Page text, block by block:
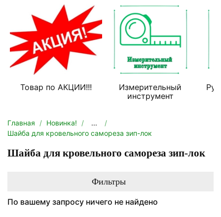
Товар по АКЦИИ!!!
Измерительный
инструмент
Главная Новинка!
...
Шайба для кровельного самореза зип-лок
Шайба для кровельного самореза зип-лок
Фильтры
По вашему запросу ничего не найдено